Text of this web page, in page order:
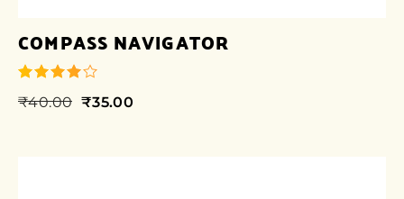
COMPASS NAVIGATOR
su 5
₹40.00 ₹35.00